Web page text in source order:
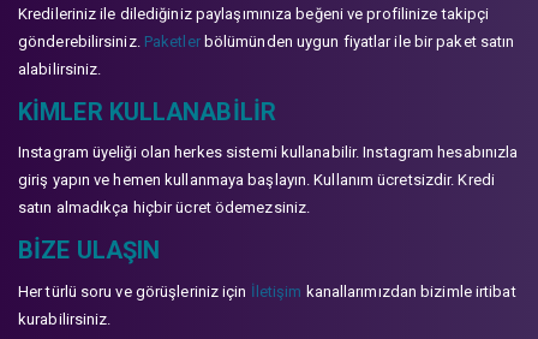
Kredileriniz ile dilediğiniz paylaşımınıza beğeni ve profilinize takipçi
gönderebilirsiniz. Paketlerbölümünden uygun fiyatlar ile bir paket satın
alabilirsiniz.
KIMLER KULLANABILIR
Instagram üyeliği olan herkes sistemi kullanabilir. Instagram hesabınızla
giriş yapın ve hemen kullanmaya başlayın. Kullanım ücretsizdir. Kredi
satın almadıkça hiçbir ücret ödemezsiniz.
BIZE ULAŞIN
Her türlü soru ve görüşleriniz için İletişim kanallarımızdan bizimle irtibat
kurabilirsiniz.